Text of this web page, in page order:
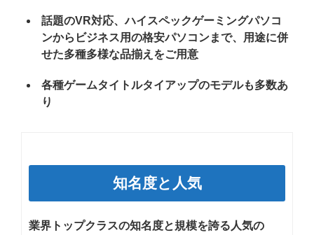
話題のVR対応、ハイスペックゲーミングパソコ
ンからビジネス用の格安パソコンまで、用途に併
せた多種多様な品揃えをご用意
各種ゲームタイトルタイアップのモデルも多数あ
り
知名度と人気
業界トップクラスの知名度と規模を誇る人気の